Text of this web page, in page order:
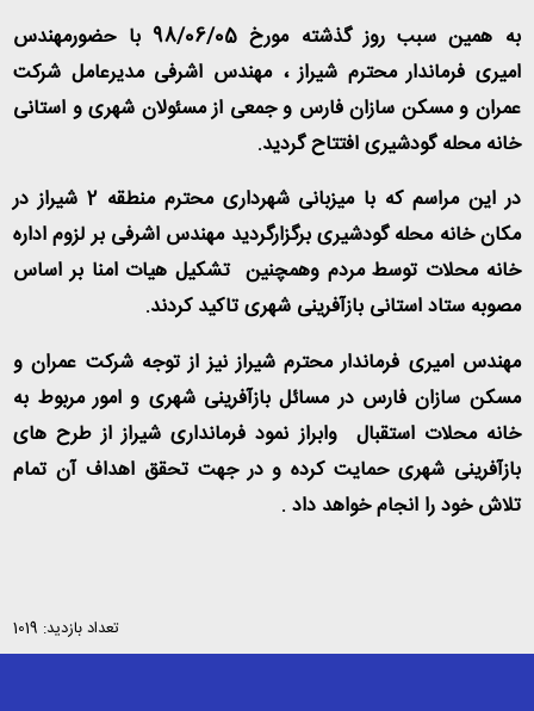
به همین سبب روز گذشته مورخ 98/06/05 با حضورمهندس
امیری فرماندار محترم شیراز ، مهندس اشرفی مدیرعامل شرکت
عمران و مسکن سازان فارس و جمعی از مسئولان شهری و استانی
خانه محله گودشیری افتتاح گردید.
در این مراسم که با میزبانی شهرداری محترم منطقه 2 شیراز در
مکان خانه محله گودشیری برگزارگردید مهندس اشرفی بر لزوم اداره
خانه محلات توسط مردم وهمچنین تشکیل هیات امنا بر اساس
مصوبه ستاد استانی بازآفرینی شهری تاکید کردند.
مهندس امیری فرماندار محترم شیراز نیز از توجه شرکت عمران و
مسکن سازان فارس در مسائل بازآفرینی شهری و امور مربوط به
خانه محلات استقبال وابراز نمود فرمانداری شیراز از طرح های
بازآفرینی شهری حمایت کرده و در جهت تحقق اهداف آن تمام
تلاش خود را انجام خواهد داد .
تعداد بازدید: 1019